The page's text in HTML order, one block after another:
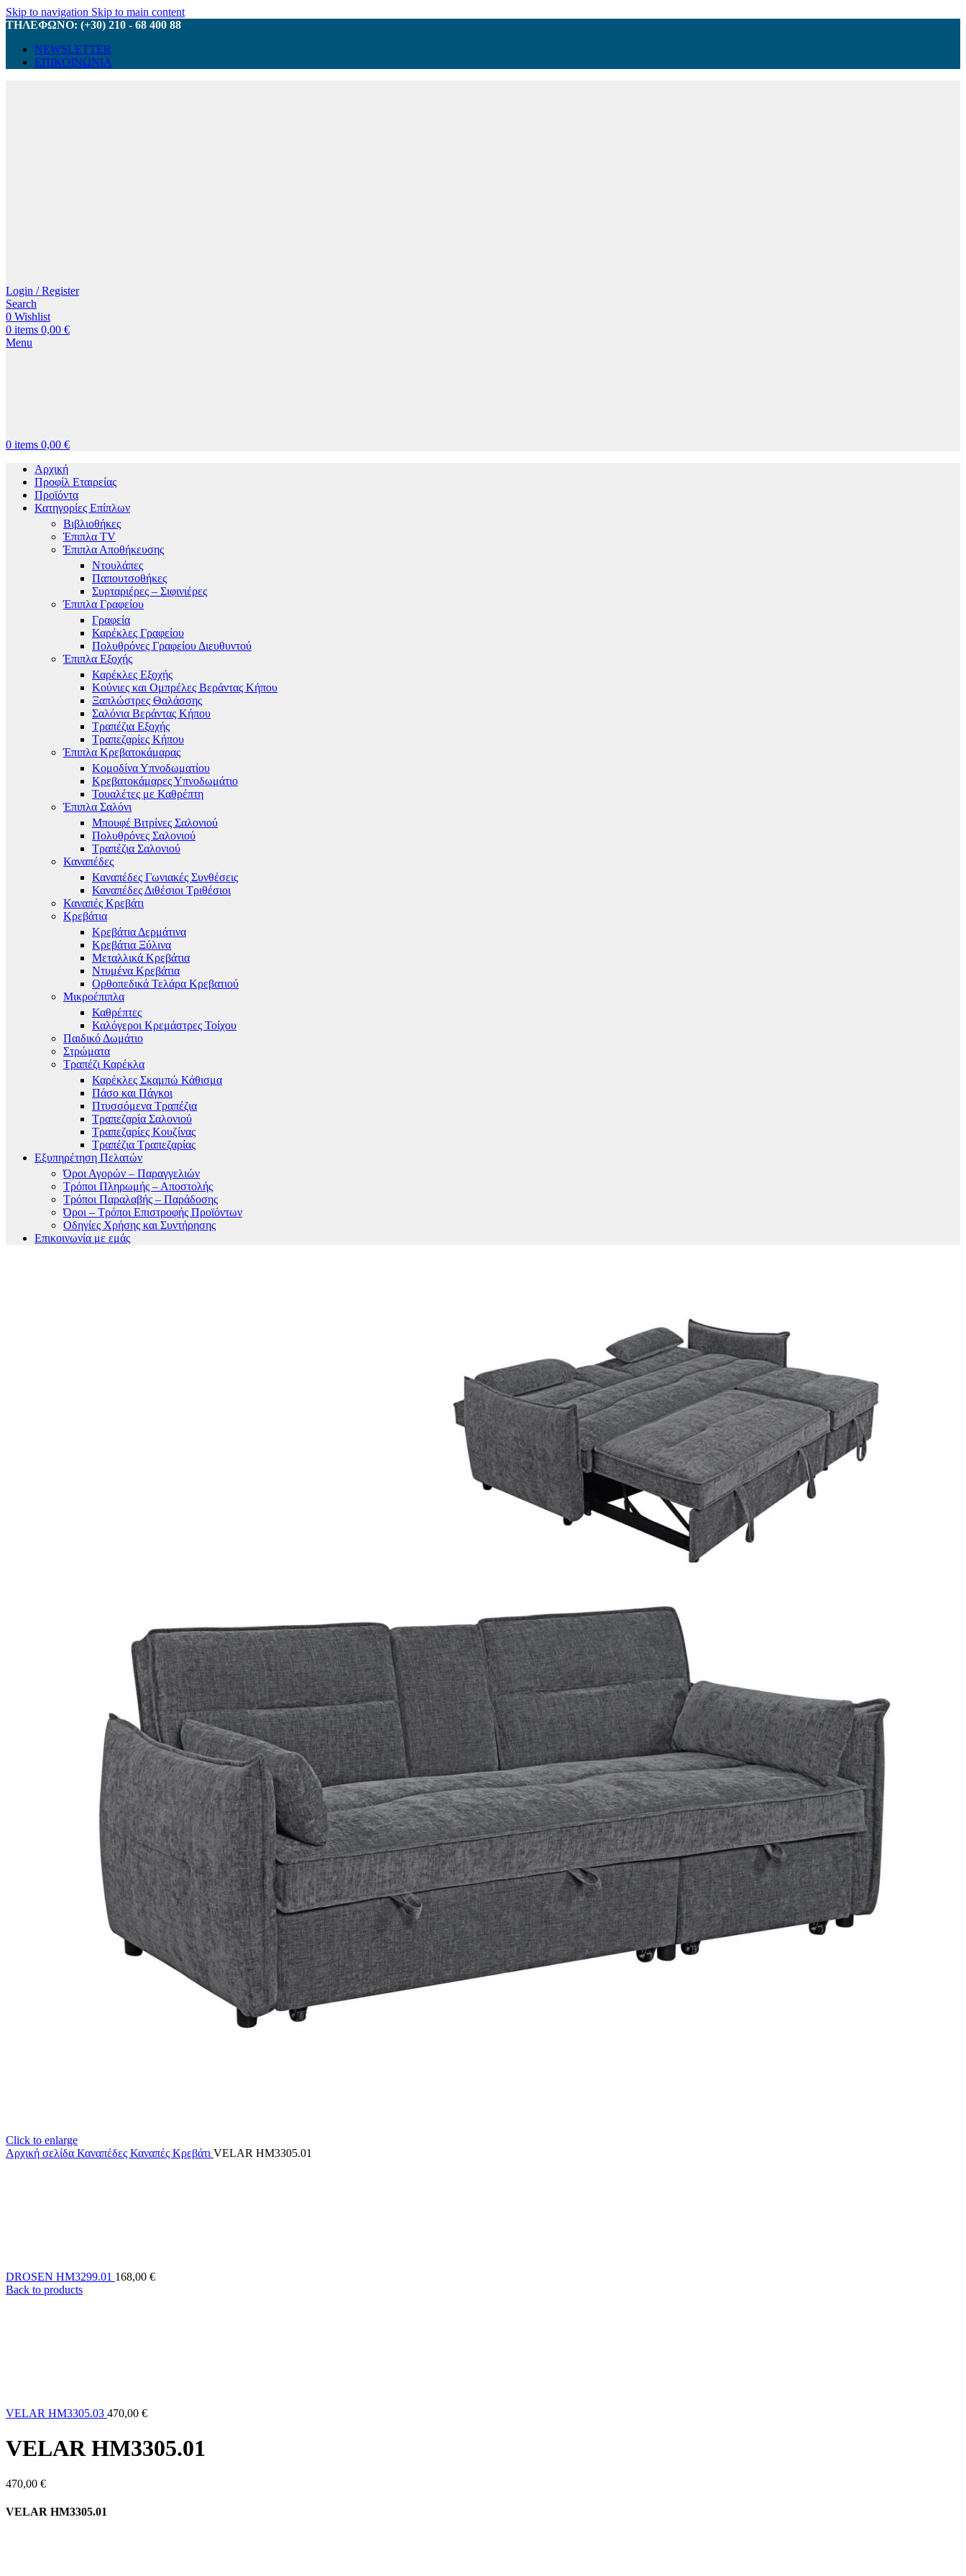
Skip to navigation Skip to main content
ΤΗΛΕΦΩΝΟ: (+30) 210 - 68 400 88
NEWSLETTER
ΕΠΙΚΟΙΝΩΝΙΑ
Login / Register
Search
0 Wishlist
0 items 0,00 €
Menu
0 items 0,00 €
Αρχική
Προφίλ Εταιρείας
Προϊόντα
Κατηγορίες Επίπλων
Βιβλιοθήκες
Έπιπλα TV
Έπιπλα Αποθήκευσης
Ντουλάπες
Παπουτσοθήκες
Συρταριέρες – Σιφινιέρες
Έπιπλα Γραφείου
Γραφεία
Καρέκλες Γραφείου
Πολυθρόνες Γραφείου Διευθυντού
Έπιπλα Εξοχής
Καρέκλες Εξοχής
Κούνιες και Ομπρέλες Βεράντας Κήπου
Ξαπλώστρες Θαλάσσης
Σαλόνια Βεράντας Κήπου
Τραπέζια Εξοχής
Τραπεζαρίες Κήπου
Έπιπλα Κρεβατοκάμαρας
Κομοδίνα Υπνοδωματίου
Κρεβατοκάμαρες Υπνοδωμάτιο
Τουαλέτες με Καθρέπτη
Έπιπλα Σαλόνι
Μπουφέ Βιτρίνες Σαλονιού
Πολυθρόνες Σαλονιού
Τραπέζια Σαλονιού
Καναπέδες
Καναπέδες Γωνιακές Συνθέσεις
Καναπέδες Διθέσιοι Τριθέσιοι
Καναπές Κρεβάτι
Κρεβάτια
Κρεβάτια Δερμάτινα
Κρεβάτια Ξύλινα
Μεταλλικά Κρεβάτια
Ντυμένα Κρεβάτια
Ορθοπεδικά Τελάρα Κρεβατιού
Μικροέπιπλα
Καθρέπτες
Καλόγεροι Κρεμάστρες Τοίχου
Παιδικό Δωμάτιο
Στρώματα
Τραπέζι Καρέκλα
Καρέκλες Σκαμπώ Κάθισμα
Πάσο και Πάγκοι
Πτυσσόμενα Τραπέζια
Τραπεζαρία Σαλονιού
Τραπεζαρίες Κουζίνας
Τραπέζια Τραπεζαρίας
Εξυπηρέτηση Πελατών
Όροι Αγορών – Παραγγελιών
Τρόποι Πληρωμής – Αποστολής
Τρόποι Παραλαβής – Παράδοσης
Όροι – Τρόποι Επιστροφής Προϊόντων
Οδηγίες Χρήσης και Συντήρησης
Επικοινωνία με εμάς
Click to enlarge
Αρχική σελίδα Καναπέδες Καναπές Κρεβάτι VELAR HM3305.01
DROSEN HM3299.01 168,00 €
Back to products
VELAR HM3305.03 470,00 €
VELAR HM3305.01
470,00 €
VELAR HM3305.01